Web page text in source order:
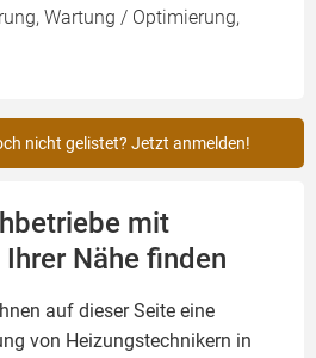
Wartung / Optimierung,
nicht gelistet? Jetzt anmelden!
mit
Nähe finden
auf dieser Seite eine
von Heizungstechnikern in